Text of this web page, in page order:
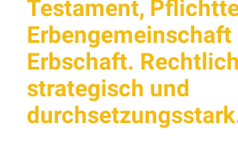
Testament,
Erbengemeinschaft
Erbschaft.
strategisch und